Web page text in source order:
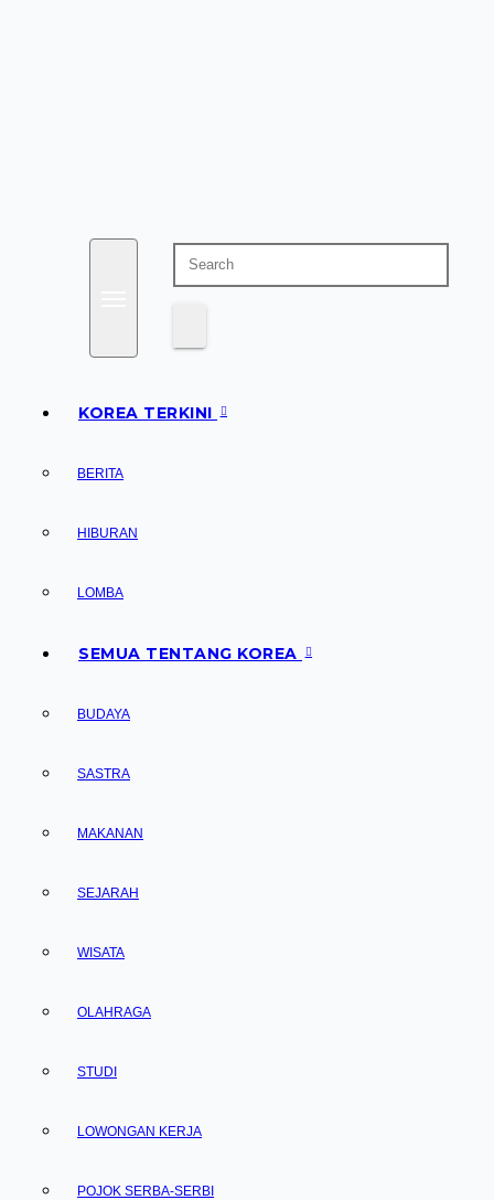
KOREA TERKINI
BERITA
HIBURAN
LOMBA
SEMUA TENTANG KOREA
BUDAYA
SASTRA
MAKANAN
SEJARAH
WISATA
OLAHRAGA
STUDI
LOWONGAN KERJA
POJOK SERBA-SERBI